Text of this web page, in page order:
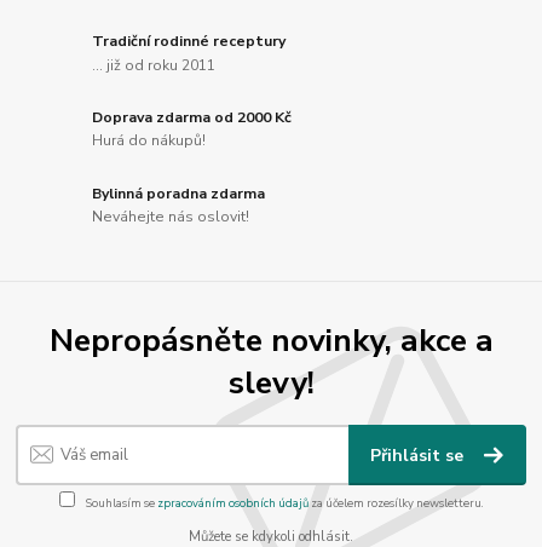
Tradiční rodinné receptury
... již od roku 2011
Doprava zdarma od 2000 Kč
Hurá do nákupů!
Bylinná poradna zdarma
Neváhejte nás oslovit!
Nepropásněte novinky, akce a
slevy!
Přihlásit se
Souhlasím se zpracováním osobních údajůza účelem rozesílky newsletteru.
Můžete se kdykoli odhlásit.